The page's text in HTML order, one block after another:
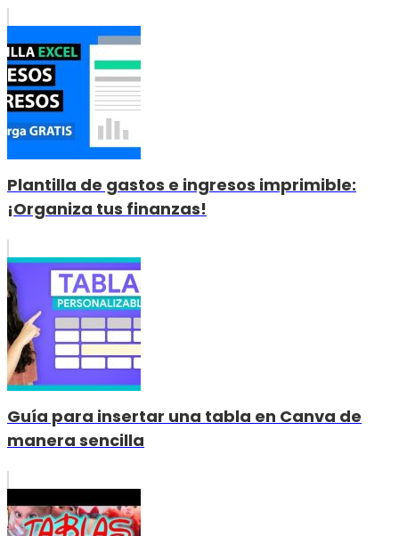
Plantilla de gastos e ingresos imprimible:
¡Organiza tus finanzas!
Guía para insertar una tabla en Canva de
manera sencilla